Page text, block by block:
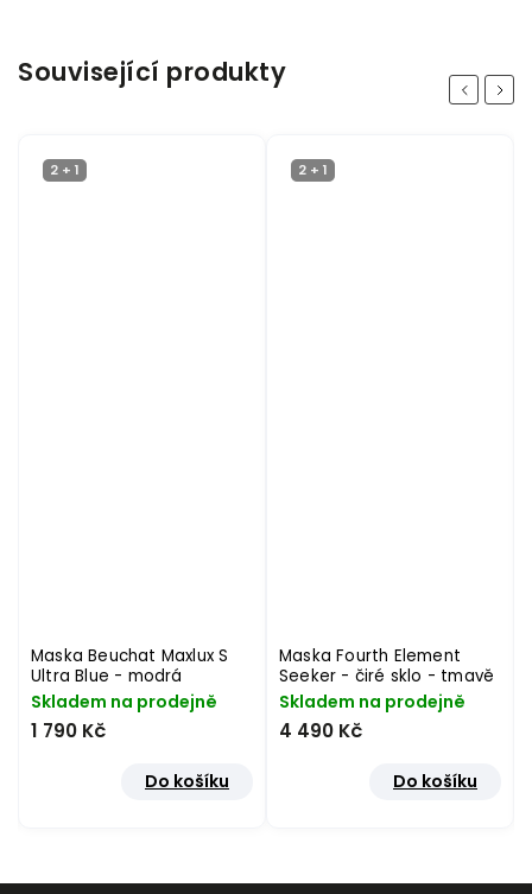
Související produkty Previous
2 + 1
Maska Beuchat Maxlux S
Ultra Blue - modrá
Skladem na prodejně
1 790 Kč
Do košíku
2 + 1
Maska Fourth Element
Seeker - čiré sklo - tmavě
modrá
Skladem na prodejně
4 490 Kč
Do košíku
Next